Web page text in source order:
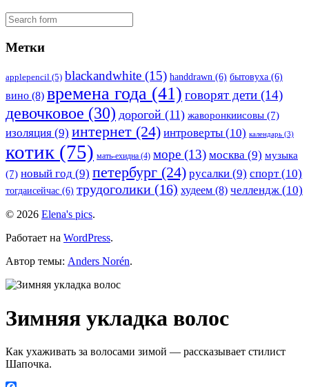
Метки
applepencil (5) blackandwhite (15) handdrawn (6) бытовуха (6)
вино (8) времена года (41) говорят дети (14)
девочковое (30) дорогой (11) жаворонкиисовы (7)
изоляция (9) интернет (24) интроверты (10) календарь (3)
котик (75) мать-ехидна (4) море (13) москва (9) музыка
(7) новый год (9) петербург (24) русалки (9) спорт(10)
тогдаисейчас (6) трудоголики (16) худеем (8) челлендж (10)
© 2026 Elena's pics.
Работает на WordPress.
Автор темы: Anders Norén.
Зимняя укладка волос
Как ухаживать за волосами зимой — рассказывает стилист
Шапочка.